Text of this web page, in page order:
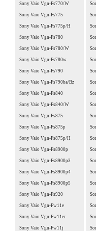
Sony Vaio Vgn-Fs770/W
Sony Vaio Vgn-Fs775
Sony Vaio Vgn-Fs775p/H
Sony Vaio Vgn-Fs780
Sony Vaio Vgn-Fs780/W
Sony Vaio Vgn-Fs780w
Sony Vaio Vgn-Fs790
Sony Vaio Vgn-Fs790ba/Bz
Sony Vaio Vgn-Fs840
Sony Vaio Vgn-Fs840/W
Sony Vaio Vgn-Fs875
Sony Vaio Vgn-Fs875p
Sony Vaio Vgn-Fs875p/H
Sony Vaio Vgn-Fs8900p
Sony Vaio Vgn-Fs8900p3
Sony Vaio Vgn-Fs8900p4
Sony Vaio Vgn-Fs8900p5
Sony Vaio Vgn-Fs920
Sony Vaio Vgn-Fw11e
Sony Vaio Vgn-Fw11er
Sony Vaio Vgn-Fw11j